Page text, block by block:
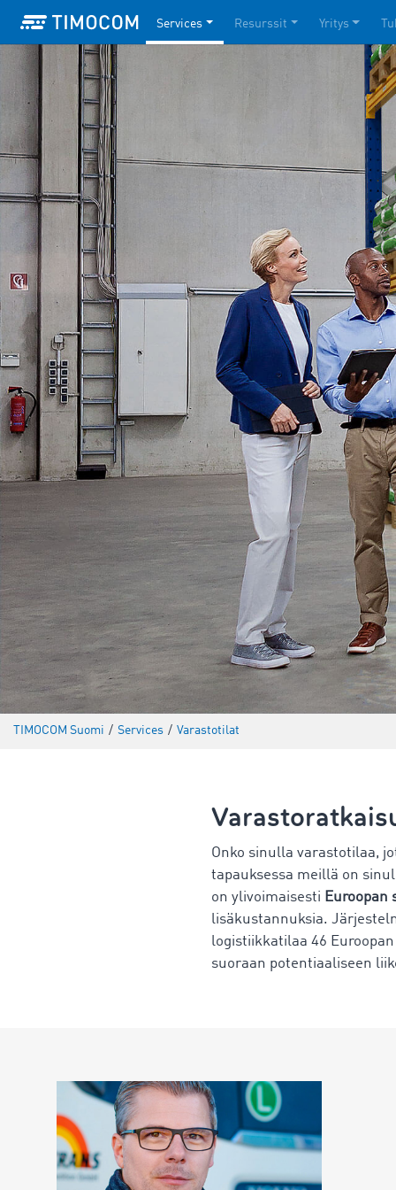
Services Resurssit Yritys
TIMOCOM Suomi / Services / Varastotilat
Onko sinulla varastotilaa,
tapauksessa meillä on
on ylivoimaisesti Euroopan
lisäkustannuksia.
logistiikkatilaa 46
suoraan potentiaaliseen